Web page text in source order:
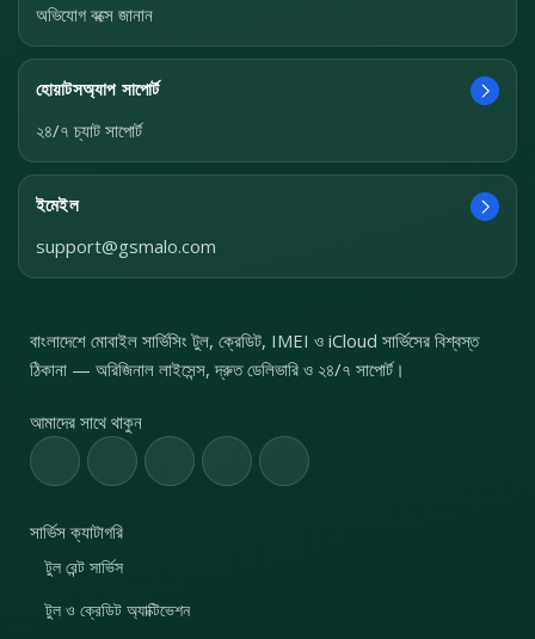
অভিযোগ বক্সে জানান
হোয়াটসঅ্যাপ সাপোর্ট
২৪/৭ চ্যাট সাপোর্ট
ইমেইল
support@gsmalo.com
বাংলাদেশে মোবাইল সার্ভিসিং টুল, ক্রেডিট, IMEI ও iCloud সার্ভিসের বিশ্বস্ত
ঠিকানা — অরিজিনাল লাইসেন্স, দ্রুত ডেলিভারি ও ২৪/৭ সাপোর্ট।
আমাদের সাথে থাকুন
সার্ভিস ক্যাটাগরি
টুল রেন্ট সার্ভিস
টুল ও ক্রেডিট অ্যাক্টিভেশন